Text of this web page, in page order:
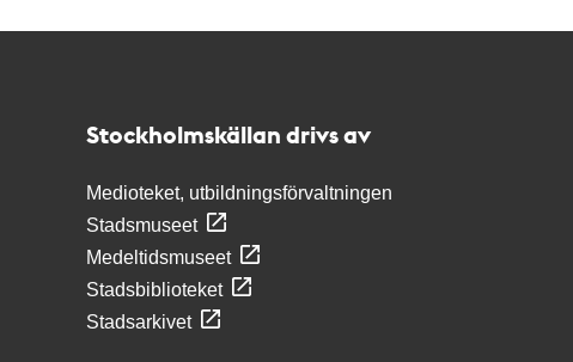
Stockholmskällan drivs av
Medioteket, utbildningsförvaltningen
Stadsmuseet
Medeltidsmuseet
Stadsbiblioteket
Stadsarkivet